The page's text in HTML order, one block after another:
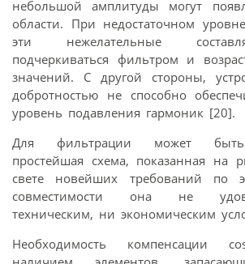
небольшой амплитуды могут
области. При недостаточном
эти нежелательные
подчеркиваться фильтром и
значений. С другой стороны,
добротностью не способно
уровень подавления гармоник [20].
Для фильтрации может быть
простейшая схема, показанная на
свете новейших требований по
совместимости она не
техническим, ни экономическим
Необходимость компенсации